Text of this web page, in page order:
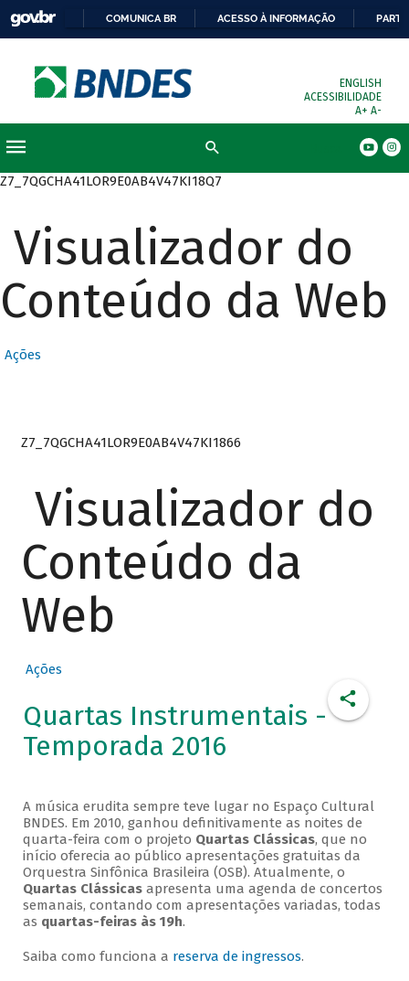
COMUNICA BR ACESSO À INFORMAÇÃO
ENGLISH
ACESSIBILIDADE
A+ A-
Z7_7QGCHA41LOR9E0AB4V47KI18Q7
Visualizador do
Conteúdo da Web
Ações
Z7_7QGCHA41LOR9E0AB4V47KI1866
Visualizador do
Conteúdo da
Web
Ações
Quartas Instrumentais -
Temporada 2016
A música erudita sempre teve lugar no Espaço Cultural
BNDES. Em 2010, ganhou definitivamente as noites de
quarta-feira com o projeto Quartas Clássicas, que no
início oferecia ao público apresentações gratuitas da
Orquestra Sinfônica Brasileira (OSB). Atualmente, o
Quartas Clássicasapresenta uma agenda de concertos
semanais, contando com apresentações variadas, todas
as quartas-feiras às 19h.
Saiba como funciona a reserva de ingressos.